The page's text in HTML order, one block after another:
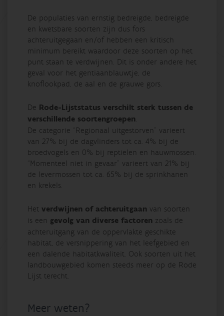
De populaties van ernstig bedreigde, bedreigde
en kwetsbare soorten zijn dus fors
achteruitgegaan en/of hebben een kritisch
minimum bereikt waardoor deze soorten op het
punt staan te verdwijnen. Dit is onder andere het
geval voor het gentiaanblauwtje, de
knoflookpad, de aal en de grauwe gors.
De Rode-Lijststatus verschilt sterk tussen de
verschillende soortengroepen.
De categorie “Regionaal uitgestorven” varieert
van 27% bij de dagvlinders tot ca. 4% bij de
broedvogels en 0% bij reptielen en hauwmossen.
“Momenteel niet in gevaar” varieert van 21% bij
de levermossen tot ca. 65% bij de sprinkhanen
en krekels.
Het verdwijnen of achteruitgaan van soorten
is een gevolg van diverse factoren zoals de
achteruitgang van de oppervlakte geschikte
habitat, de versnippering van het leefgebied en
een dalende habitatkwaliteit. Ook soorten uit het
landbouwgebied komen steeds meer op de Rode
Lijst terecht.
Meer weten?